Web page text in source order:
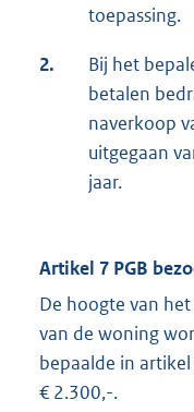
toepassing.
2.
Bij het
betalen
naverkoop
uitgegaan
jaar.
Artikel 7 PGB
De hoogte van
van de woning
bepaalde in
€ 2.300,-.